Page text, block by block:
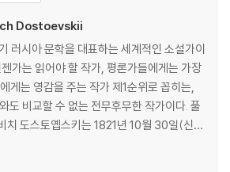
장정으로 독자들과 만나 왔다면 모노 에디션은
, 8,800원이라는 파격적인 가격으로 좀 더 친
는 기회를 열어 준다. 또한 최대한 덜어 내되 디
더 많이 녹여 내 최소한으로도 모자람이 없는
도스토옙스키의 대작에서 SF의 효시, 영원한
랑하는 고전으로 향하는 가벼운 발걸음, 모노
록으로 다시 만나자.
들
살고 있는 걸까!
Dostoevskii
러시아 문학을 대표하는 세계적인 소설가이
가는 읽어야 할 작가, 평론가들에게는 가장
게는 영감을 주는 작가 제1순위로 꼽히는,
도 비교할 수 없는 전무후무한 작가이다. 풀
치 도스토옙스키는 1821년 10월 30일(신력
이었던 미하일 안드레예비치의 둘째 아들
는 모스크바 빈민 병원에서 일했으며, 잔인